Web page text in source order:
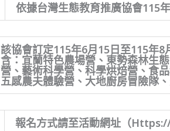
依據台灣生態教育推廣協會115
該協會訂定115年6月15日至115年
含：宜蘭特色農場營、東勢森林生
營、藝術科學營、科學烘焙營、食
五感農夫體驗營、大地廚房冒險隊
報名方式請至活動網址（